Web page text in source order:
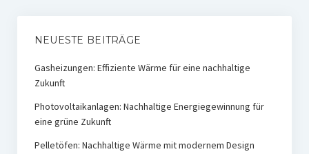
NEUESTE BEITRÄGE
Gasheizungen: Effiziente Wärme für eine nachhaltige
Zukunft
Photovoltaikanlagen: Nachhaltige Energiegewinnung für
eine grüne Zukunft
Pelletöfen: Nachhaltige Wärme mit modernem Design